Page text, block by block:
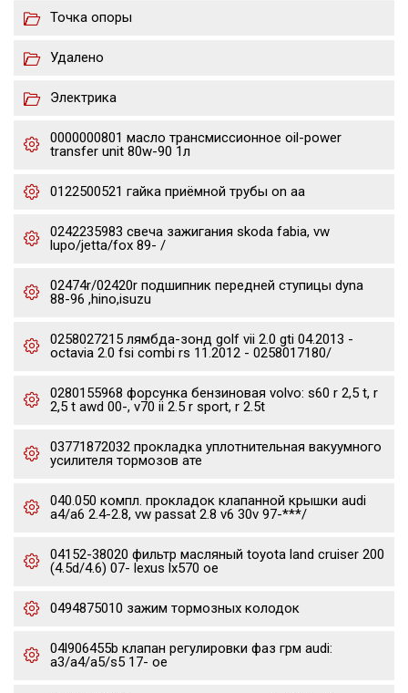
Точка опоры
Удалено
Электрика
0000000801 масло трансмиссионное oil-power
transfer unit 80w-90 1л
0122500521 гайка приёмной трубы on aa
0242235983 свеча зажигания skoda fabia, vw
lupo/jetta/fox 89- /
02474r/02420r подшипник передней ступицы dyna
88-96 ,hino,isuzu
0258027215 лямбда-зонд golf vii 2.0 gti 04.2013 -
octavia 2.0 fsi combi rs 11.2012 - 0258017180/
0280155968 форсунка бензиновая volvo: s60 r 2,5 t, r
2,5 t awd 00-, v70 ii 2.5 r sport, r 2.5t
03771872032 прокладка уплотнительная вакуумного
усилителя тормозов ате
040.050 компл. прокладок клапанной крышки audi
a4/a6 2.4-2.8, vw passat 2.8 v6 30v 97-***/
04152-38020 фильтр масляный toyota land cruiser 200
(4.5d/4.6) 07- lexus lx570 oe
0494875010 зажим тормозных колодок
04l906455b клапан регулировки фаз грм audi:
a3/a4/a5/s5 17- oe